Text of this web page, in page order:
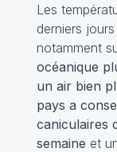
Les
derniers
notamment
océanique
un air bien
pays a
caniculaires
semaine et